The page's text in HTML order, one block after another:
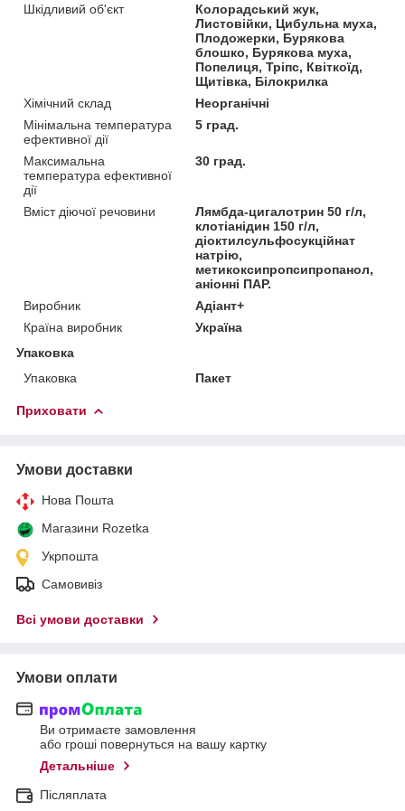
Шкідливий об'єкт
Колорадський жук,
Листовійки, Цибульна муха,
Плодожерки, Бурякова
блошко, Бурякова муха,
Попелиця, Тріпс, Квіткоїд,
Щитівка, Білокрилка
Хімічний склад
Неорганічні
Мінімальна температура
ефективної дії
5 град.
Максимальна
температура ефективної
дії
30 град.
Вміст діючої речовини
Лямбда-цигалотрин 50 г/л,
клотіанідин 150 г/л,
діоктилсульфосукційнат
натрію,
метикоксипропсипропанол,
аніонні ПАР.
Виробник
Адіант+
Країна виробник
Україна
Упаковка
Упаковка
Пакет
Приховати
Умови доставки
Нова Пошта
Магазини Rozetka
Укрпошта
Самовивіз
Всі умови доставки
Умови оплати
Ви отримаєте замовлення
або гроші повернуться на вашу картку
Детальніше
Післяплата